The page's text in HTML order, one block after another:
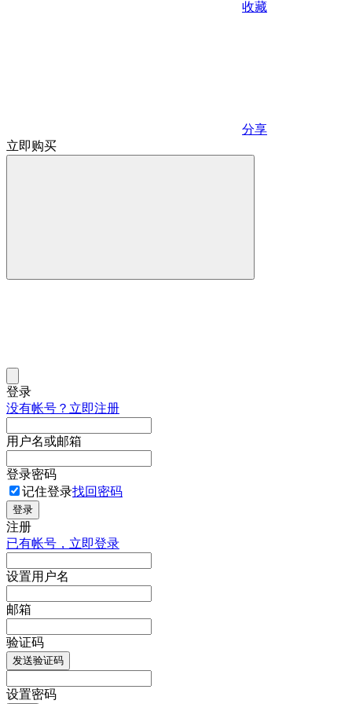
收藏
分享
立即购买
登录
没有帐号？立即注册
用户名或邮箱
登录密码
记住登录找回密码
登录
注册
已有帐号，立即登录
设置用户名
邮箱
验证码
发送验证码
设置密码